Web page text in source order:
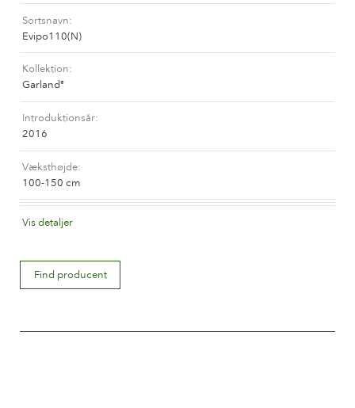
Sortsnavn
Evipo110(N)
Kollektion
Garland®
Introduktionsår
2016
Væksthøjde
100-150 cm
Blomsterfarve
Hvide eller næsten hvide
Vis detaljer
Find producent